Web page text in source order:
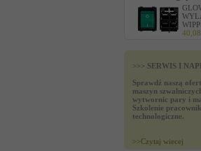
40,08
>>> SERWIS I
Sprawdź naszą
maszyn
wytwornic pary i
Szkolenie
technologiczne.
>>Czytaj wiecej